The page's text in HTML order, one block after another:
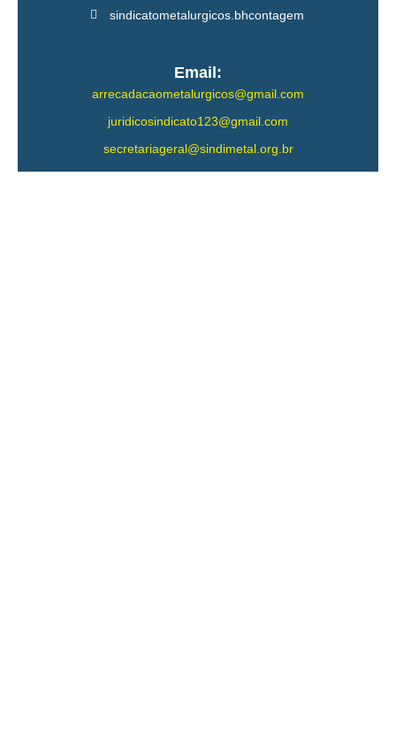
sindicatometalurgicos.bhcontagem
Email:
arrecadacaometalurgicos@gmail.com
juridicosindicato123@gmail.com
secretariageral@sindimetal.org.br